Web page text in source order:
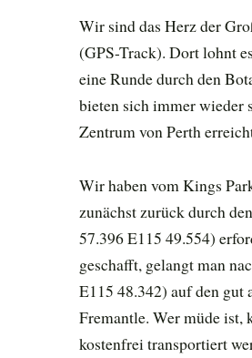
Wir sind das Herz der
(GPS-Track). Dort lohnt
eine Runde durch den
bieten sich immer wieder
Zentrum von Perth
Wir haben vom Kings
zunächst zurück durch
57.396 E115 49.554)
geschafft, gelangt man
E115 48.342) auf den gut
Fremantle. Wer müde ist,
kostenfrei transportiert